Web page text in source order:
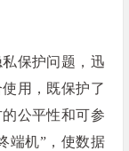
保护问题，迅
用，既保护了
公平性和可参
端机”，使数据